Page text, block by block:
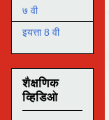
७ वी
इयत्ता 8 वी
शैक्षणिक
व्हिडिओ